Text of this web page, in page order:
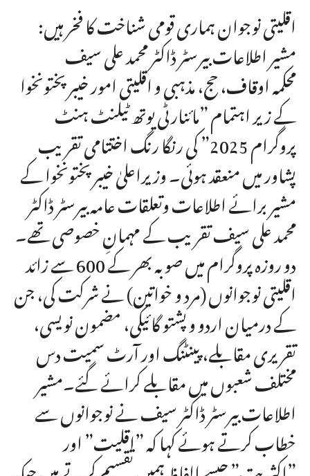
اقلیتی نوجوان ہماری قومی شناخت کا فخر ہیں:
مشیر اطلاعات بیرسٹر ڈاکٹر محمد علی سیف
محکمہ اوقاف، حج، مذہبی و اقلیتی امور خیبرپختونخوا
کے زیر اہتمام ”مائنارٹی یوتھ ٹیلنٹ ہنٹ
پروگرام 2025” کی رنگا رنگ اختتامی تقریب
پشاور میں منعقد ہوئی۔ وزیراعلیٰ خیبرپختونخوا کے
مشیر برائے اطلاعات وتعلقات عامہ بیرسٹر ڈاکٹر
محمد علی سیف تقریب کے مہمانِ خصوصی تھے۔
دو روزہ پروگرام میں صوبہ بھر کے 600 سے زائد
اقلیتی نوجوانوں (مرد و خواتین) نے شرکت کی، جن
کے درمیان اردو و پشتو گائیکی، مضمون نویسی،
تقریری مقابلے، پینٹنگ اور آرٹ سمیت دس
مختلف شعبوں میں مقابلے کرائے گئے۔مشیر
اطلاعات بیرسٹر ڈاکٹر سیف نے نوجوانوں سے
خطاب کرتے ہوئے کہا کہ ”اقلیت” اور